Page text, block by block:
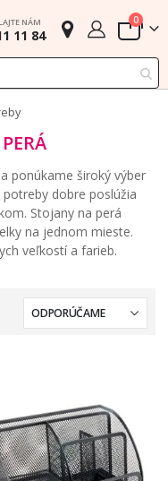
NÁM
11 84 Cart
0
ponúkame široký výber
potreby dobre poslúžia
Stojany na perá
na jednom mieste.
veľkostí a farieb.